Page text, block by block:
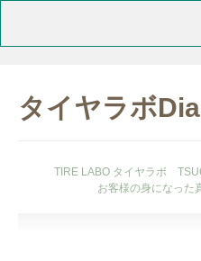
タイヤラボ
TIRE LABO タイヤラボ
お客様の身になった真